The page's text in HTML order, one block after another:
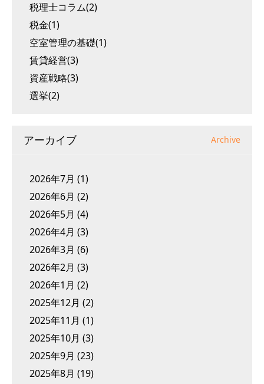
税理士コラム(2)
税金(1)
空室管理の基礎(1)
賃貸経営(3)
資産戦略(3)
選挙(2)
アーカイブ Archive
2026年7月 (1)
2026年6月 (2)
2026年5月 (4)
2026年4月 (3)
2026年3月 (6)
2026年2月 (3)
2026年1月 (2)
2025年12月 (2)
2025年11月 (1)
2025年10月 (3)
2025年9月 (23)
2025年8月 (19)